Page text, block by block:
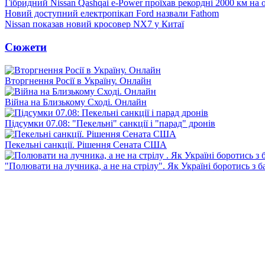
Гібридний Nissan Qashqai e-Power проїхав рекордні 2000 км на
Новий доступний електропікап Ford назвали Fathom
Nissan показав новий кросовер NX7 у Китаї
Сюжети
Вторгнення Росії в Україну. Онлайн
Війна на Близькому Сході. Онлайн
Підсумки 07.08: "Пекельні" санкції і "парад" дронів
Пекельні санкції. Рішення Сената США
"Полювати на лучника, а не на стрілу". Як Україні боротись з